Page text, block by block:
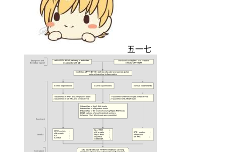
五一七